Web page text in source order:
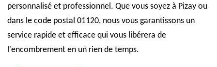
personnalisé et professionnel. Que vous soyez à Pizay ou
dans le code postal 01120, nous vous garantissons un
service rapide et efficace qui vous libérera de
l'encombrement en un rien de temps.